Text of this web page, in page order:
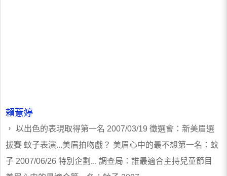
賴薏婷
， 以出色的表現取得第一名 2007/03/19 徵選會：新美眉選
拔賽 蚊子表演...美眉拍吻戲？ 美眉心中的最不想第一名：蚊
子 2007/06/26 特別企劃... 調查局：誰最適合主持兒童節目